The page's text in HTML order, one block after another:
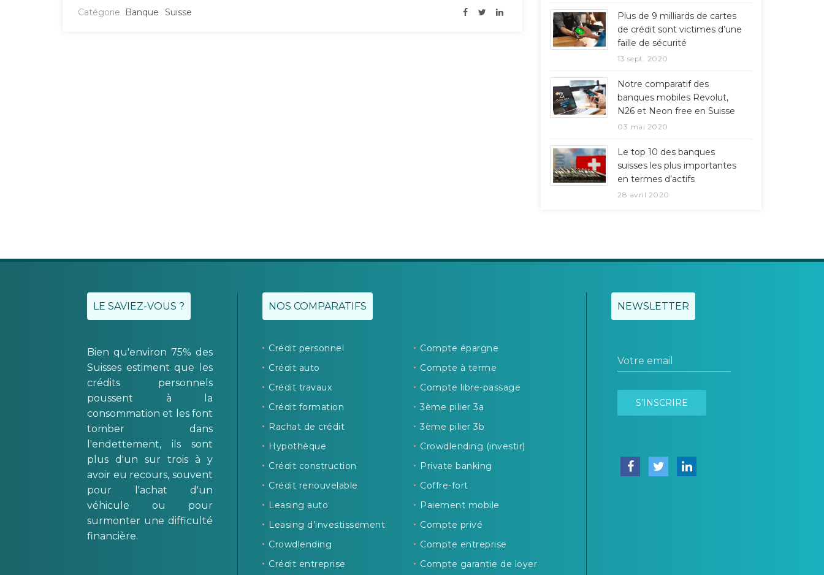
Catégorie Banque Suisse
Plus de 9 milliards de cartes
de crédit sont victimes d’une
faille de sécurité
13 sept. 2020
Notre comparatif des
banques mobiles Revolut,
N26 et Neon free en Suisse
03 mai 2020
Le top 10 des banques
suisses les plus importantes
en termes d’actifs
28 avril 2020
LE SAVIEZ-VOUS ?
Bien qu'environ 75% des
Suisses estiment que les
crédits personnels
poussent à la
consommation et les font
tomber dans
l'endettement, ils sont
plus d'un sur trois à y
avoir eu recours, souvent
pour l'achat d'un
véhicule ou pour
surmonter une difficulté
financière.
NOS COMPARATIFS
Crédit personnel
Crédit auto
Crédit travaux
Crédit formation
Rachat de crédit
Hypothèque
Crédit construction
Crédit renouvelable
Leasing auto
Leasing d’investissement
Crowdlending
Crédit entreprise
Compte épargne
Compte à terme
Compte libre-passage
3ème pilier 3a
3ème pilier 3b
Crowdlending (investir)
Private banking
Coffre-fort
Paiement mobile
Compte privé
Compte entreprise
Compte garantie de loyer
NEWSLETTER
Votre email
S’INSCRIRE